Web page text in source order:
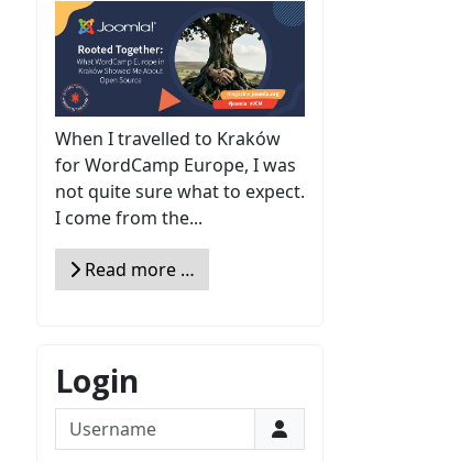
When I travelled to Kraków
for WordCamp Europe, I was
not quite sure what to expect.
I come from the...
Read more …
Login
Username